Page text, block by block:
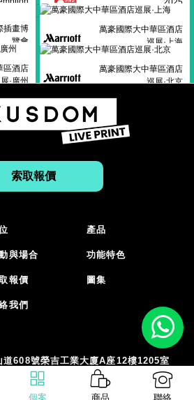
個案 商品 聯絡
2025
加入查詢
插畫博
覽會
入查詢
萬豪國際大中華區酒店
巡展‌·上海
加入查詢
區酒店
‌·廣州
萬豪國際大中華區酒店
巡展‌·北京
索取報價
產品
與場合 功能特色
報價 圖集
我們
608號榮吉工業大廈A座12樓1205室
電話: 8112 0000